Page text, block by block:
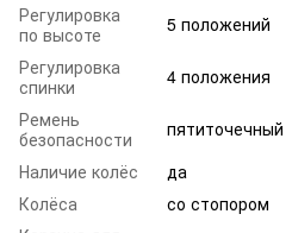
Регулировка
по высоте
5 положений
Регулировка
спинки
4 положения
Ремень
безопасности
пятиточечный
Наличие колёс
да
Колёса
со стопором